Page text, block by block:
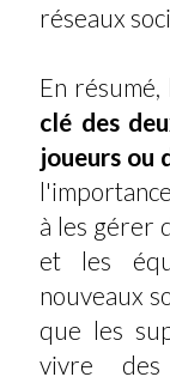
réseaux
En résumé,
clé des
joueurs ou
à les gérer
et les
nouveaux
que les
vivre des